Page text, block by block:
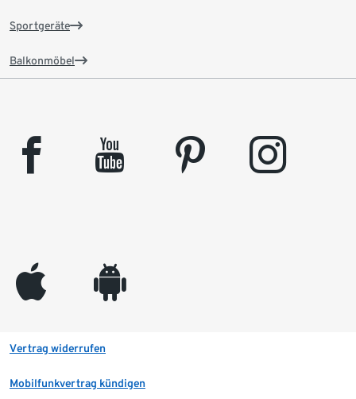
Sportgeräte
Balkonmöbel
facebook youtube pinterest instagram
appleinc android
Vertrag widerrufen
Mobilfunkvertrag kündigen